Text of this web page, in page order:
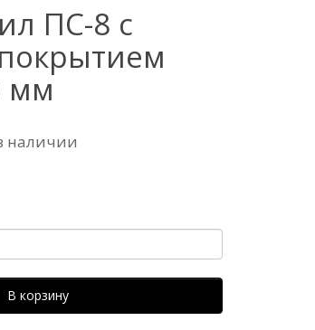
ПС-8 с
мм
наличии
В корзину